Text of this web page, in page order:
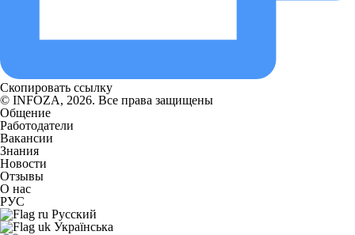
Скопировать ссылку
© INFOZA, 2026. Все права защищены
Общение
Работодатели
Вакансии
Знания
Новости
Отзывы
О нас
РУС
Русский
Українська